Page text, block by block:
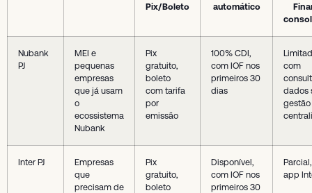
Pix/Boleto
automático
Nubank
PJ
MEI e
pequenas
empresas
que já usam
o
ecossistema
Nubank
Pix
gratuito,
boleto
com tarifa
por
emissão
100% CDI,
com IOF nos
primeiros 30
dias
com
dados
gestão
Inter PJ
Empresas
que
precisam de
Pix
gratuito,
boleto
Disponível,
com IOF nos
primeiros 30
app